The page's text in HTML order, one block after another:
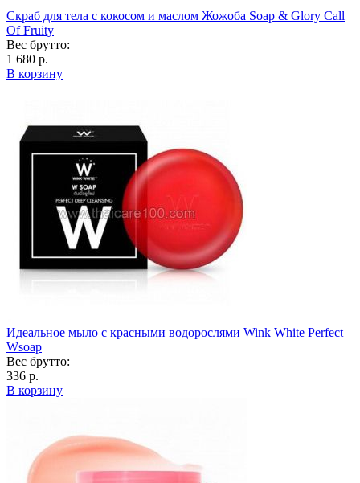
Скраб для тела с кокосом и маслом Жожоба Soap & Glory Call
Of Fruity
Вес брутто:
1 680 р.
В корзину
Идеальное мыло с красными водорослями Wink White Perfect
Wsoap
Вес брутто:
336 р.
В корзину